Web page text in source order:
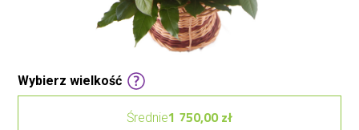
Wybierz wielkość
Średnie1 750,00 zł